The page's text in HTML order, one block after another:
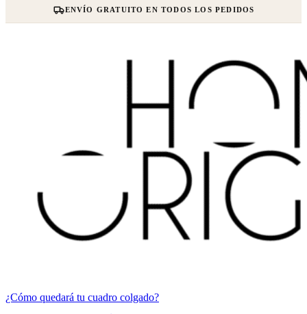
ENVÍO GRATUITO EN TODOS LOS PEDIDOS
¿Cómo quedará tu cuadro colgado?